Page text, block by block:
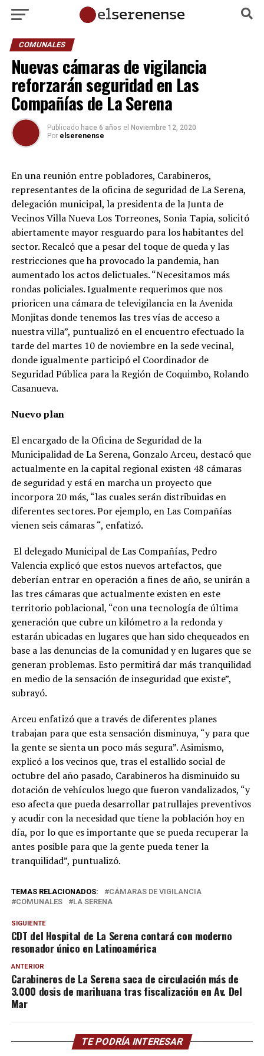
COMUNALES
Nuevas cámaras de vigilancia
reforzarán seguridad en Las
Compañías de La Serena
Publicado hace 6 años el Noviembre 12, 2020
Por elserenense
En una reunión entre pobladores, Carabineros,
representantes de la oficina de seguridad de La Serena,
delegación municipal, la presidenta de la Junta de
Vecinos Villa Nueva Los Torreones, Sonia Tapia, solicitó
abiertamente mayor resguardo para los habitantes del
sector. Recalcó que a pesar del toque de queda y las
restricciones que ha provocado la pandemia, han
aumentado los actos delictuales. “Necesitamos más
rondas policiales. Igualmente requerimos que nos
prioricen una cámara de televigilancia en la Avenida
Monjitas donde tenemos las tres vías de acceso a
nuestra villa”, puntualizó en el encuentro efectuado la
tarde del martes 10 de noviembre en la sede vecinal,
donde igualmente participó el Coordinador de
Seguridad Pública para la Región de Coquimbo, Rolando
Casanueva.
Nuevo plan
El encargado de la Oficina de Seguridad de la
Municipalidad de La Serena, Gonzalo Arceu, destacó que
actualmente en la capital regional existen 48 cámaras
de seguridad y está en marcha un proyecto que
incorpora 20 más, “las cuales serán distribuidas en
diferentes sectores. Por ejemplo, en Las Compañías
vienen seis cámaras “, enfatizó.
El delegado Municipal de Las Compañías, Pedro
Valencia explicó que estos nuevos artefactos, que
deberían entrar en operación a fines de año, se unirán a
las tres cámaras que actualmente existen en este
territorio poblacional, “con una tecnología de última
generación que cubre un kilómetro a la redonda y
estarán ubicadas en lugares que han sido chequeados en
base a las denuncias de la comunidad y en lugares que se
generan problemas. Esto permitirá dar más tranquilidad
en medio de la sensación de inseguridad que existe”,
subrayó.
Arceu enfatizó que a través de diferentes planes
trabajan para que esta sensación disminuya, “y para que
la gente se sienta un poco más segura”. Asimismo,
explicó a los vecinos que, tras el estallido social de
octubre del año pasado, Carabineros ha disminuido su
dotación de vehículos luego que fueron vandalizados, “y
eso afecta que pueda desarrollar patrullajes preventivos
y acudir con la necesidad que tiene la población hoy en
día, por lo que es importante que se pueda recuperar la
antes posible para que la gente pueda tener la
tranquilidad”, puntualizó.
TEMAS RELACIONADOS:
CÁMARAS DE VIGILANCIA
COMUNALES
LA SERENA
SIGUIENTE
CDT del Hospital de La Serena contará con moderno
resonador único en Latinoamérica
ANTERIOR
Carabineros de La Serena saca de circulación más de
3.000 dosis de marihuana tras fiscalización en Av. Del
Mar
TE PODRÍA INTERESAR